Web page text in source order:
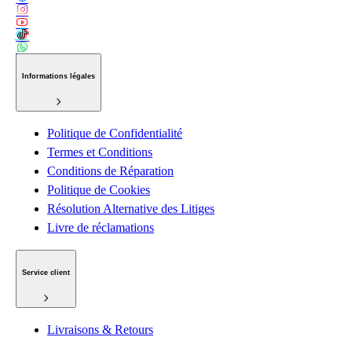
Informations légales
Politique de Confidentialité
Termes et Conditions
Conditions de Réparation
Politique de Cookies
Résolution Alternative des Litiges
Livre de réclamations
Service client
Livraisons & Retours